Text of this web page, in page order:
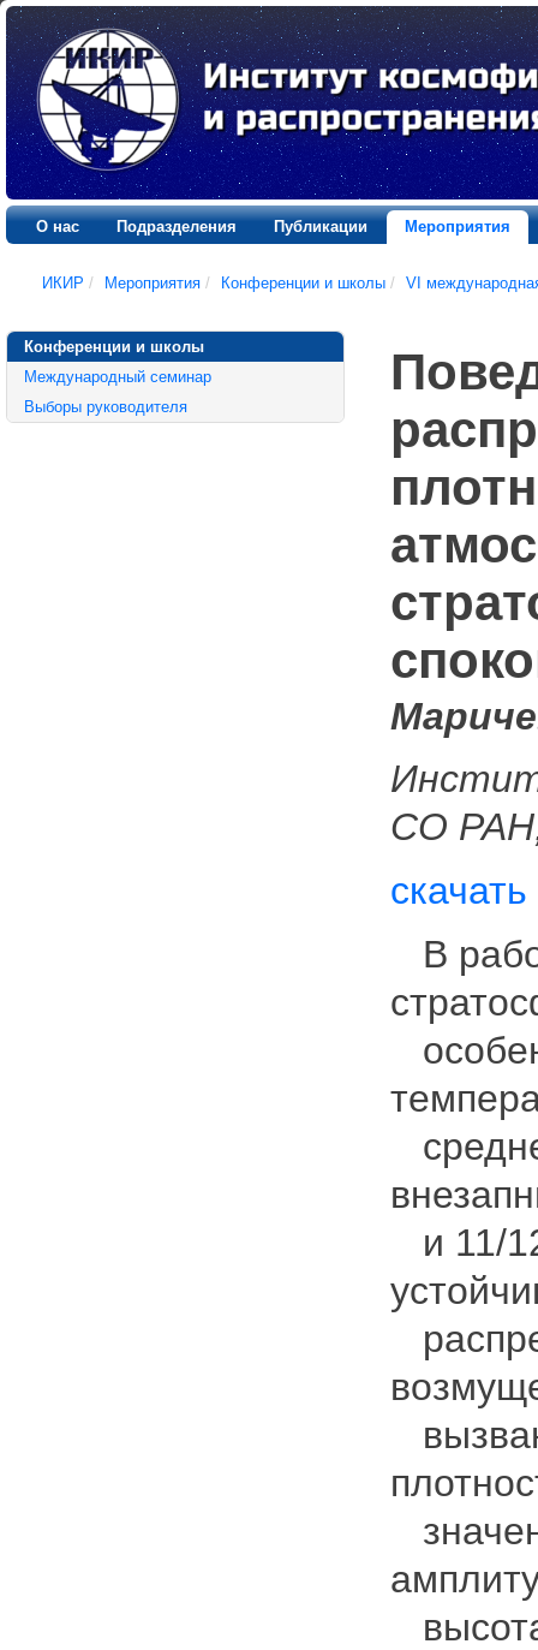
О нас Подразделения Публикации Мероприятия
ИКИР / Мероприятия / Конференции и школы / VI
Конференции и школы
Международный семинар
Выборы руководителя
СО
скачать
В
и 11/